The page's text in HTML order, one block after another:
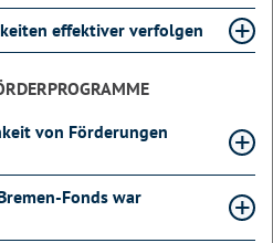
effektiver verfolgen
von Förderungen
Fonds war